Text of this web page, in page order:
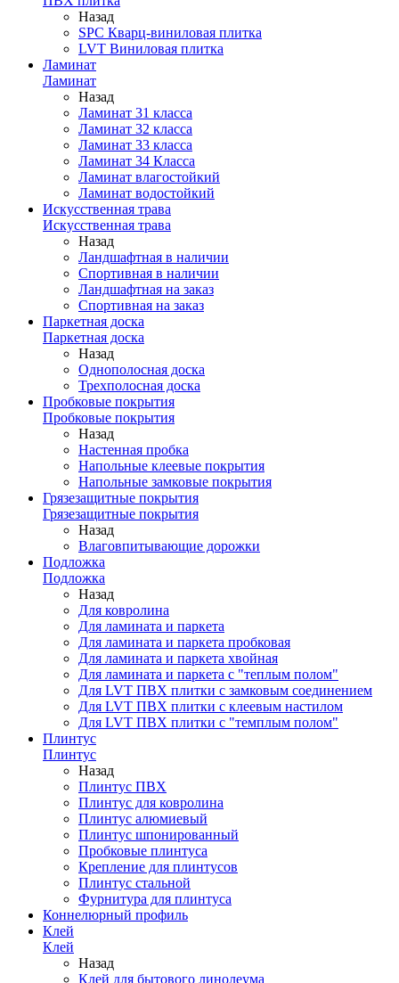
Назад
SPC Кварц-виниловая плитка
LVT Виниловая плитка
Ламинат
Ламинат
Назад
Ламинат 31 класса
Ламинат 32 класса
Ламинат 33 класса
Ламинат 34 Класса
Ламинат влагостойкий
Ламинат водостойкий
Искусственная трава
Искусственная трава
Назад
Ландшафтная в наличии
Спортивная в наличии
Ландшафтная на заказ
Спортивная на заказ
Паркетная доска
Паркетная доска
Назад
Однополосная доска
Трехполосная доска
Пробковые покрытия
Пробковые покрытия
Назад
Настенная пробка
Напольные клеевые покрытия
Напольные замковые покрытия
Грязезащитные покрытия
Грязезащитные покрытия
Назад
Влаговпитывающие дорожки
Подложка
Подложка
Назад
Для ковролина
Для ламината и паркета
Для ламината и паркета пробковая
Для ламината и паркета хвойная
Для ламината и паркета с "теплым полом"
Для LVT ПВХ плитки с замковым соединением
Для LVT ПВХ плитки с клеевым настилом
Для LVT ПВХ плитки с "темплым полом"
Плинтус
Плинтус
Назад
Плинтус ПВХ
Плинтус для ковролина
Плинтус алюмиевый
Плинтус шпонированный
Пробковые плинтуса
Крепление для плинтусов
Плинтус стальной
Фурнитура для плинтуса
Коннелюрный профиль
Клей
Клей
Назад
Клей для бытового линолеума